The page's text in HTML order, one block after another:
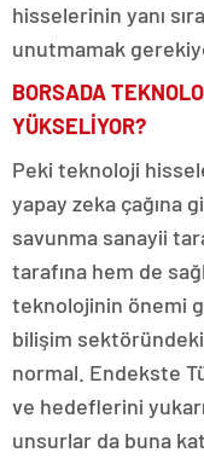
hisselerinin yanı
unutmamak
BORSADA
YÜKSELİYOR?
Peki teknoloji
yapay zeka çağına
savunma sanayii
tarafına hem de
teknolojinin önemi
bilişim
normal. Endekste
ve hedeflerini
unsurlar da buna